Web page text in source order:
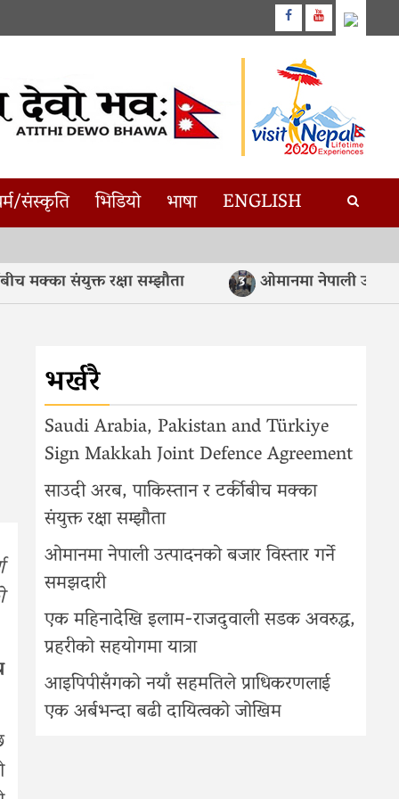
Facebook
Youtube
संस्कृति भिडियो भाषा ENGLISH
संयुक्त रक्षा सम्झौता
ओमानमा नेपाली उत्पादनको
भर्खरै
Saudi Arabia, Pakistan and Türkiye
Sign Makkah Joint Defence Agreement
साउदी अरब, पाकिस्तान र टर्कीबीच मक्का
संयुक्त रक्षा सम्झौता
ओमानमा नेपाली उत्पादनको बजार विस्तार गर्ने
समझदारी
एक महिनादेखि इलाम-राजदुवाली सडक अवरुद्ध,
प्रहरीको सहयोगमा यात्रा
आइपिपीसँगको नयाँ सहमतिले प्राधिकरणलाई
एक अर्बभन्दा बढी दायित्वको जोखिम